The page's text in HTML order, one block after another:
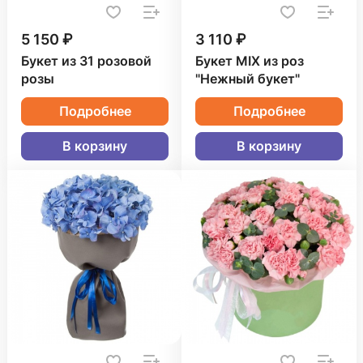
5 150 ₽
Букет из 31 розовой
розы
Подробнее
В корзину
3 110 ₽
Букет MIX из роз
"Нежный букет"
Подробнее
В корзину